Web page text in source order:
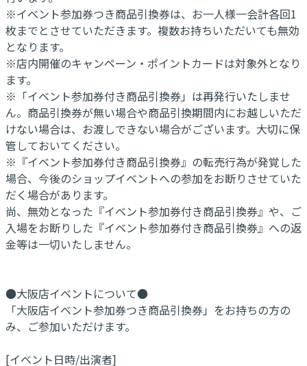
※イベント参加券つき商品引換券は、お一人様一会計各回1
枚までとさせていただきます。複数お持ちいただいても無効
となります。
※店内開催のキャンペーン・ポイントカードは対象外となり
ます。
※「イベント参加券付き商品引換券」は再発行いたしませ
ん。商品引換券が無い場合や商品引換期間内にお越しいただ
けない場合は、お渡しできない場合がございます。大切に保
管しておいてください。
※『イベント参加券付き商品引換券』の転売行為が発覚した
場合、今後のショップイベントへの参加をお断りさせていた
だく場合があります。
尚、無効となった『イベント参加券付き商品引換券』や、ご
入場をお断りした『イベント参加券付き商品引換券』への返
金等は一切いたしません。
●大阪店イベントについて●
「大阪店イベント参加券つき商品引換券」をお持ちの方の
み、ご参加いただけます。
[イベント日時/出演者]